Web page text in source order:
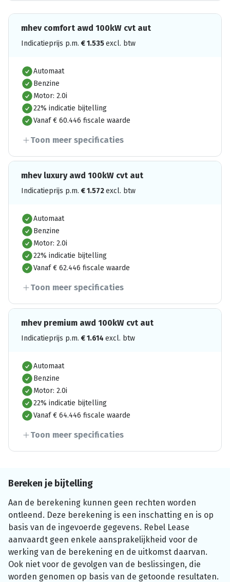
mhev comfort awd 100kW cvt aut
Indicatieprijs p.m. €1.535excl. btw
Automaat
Benzine
Motor: 2.0i
22% indicatie bijtelling
Vanaf € 60.446 fiscale waarde
Toon meer specificaties
mhev luxury awd 100kW cvt aut
Indicatieprijs p.m. €1.572excl. btw
Automaat
Benzine
Motor: 2.0i
22% indicatie bijtelling
Vanaf € 62.446 fiscale waarde
Toon meer specificaties
mhev premium awd 100kW cvt aut
Indicatieprijs p.m. €1.614 excl. btw
Automaat
Benzine
Motor: 2.0i
22% indicatie bijtelling
Vanaf € 64.446 fiscale waarde
Toon meer specificaties
Bereken je bijtelling
Aan de berekening kunnen geen rechten worden
ontleend. Deze berekening is een inschatting en is op
basis van de ingevoerde gegevens. Rebel Lease
aanvaardt geen enkele aansprakelijkheid voor de
werking van de berekening en de uitkomst daarvan.
Ook niet voor de gevolgen van de beslissingen, die
worden genomen op basis van de getoonde resultaten.